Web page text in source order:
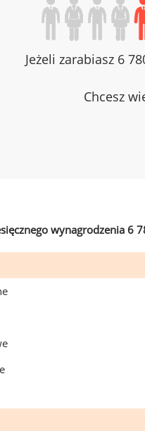
Jeżeli zarabiasz 6
Chcesz
wynagrodzenia 6